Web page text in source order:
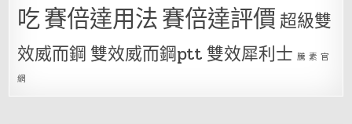
吃賽倍達用法賽倍達評價超級雙
效威而鋼 雙效威而鋼ptt 雙效犀利士 騰 素 官
網